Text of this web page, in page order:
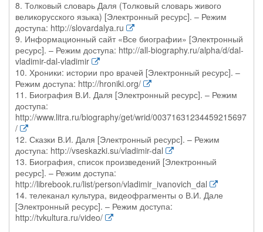
8. Толковый словарь Даля (Толковый словарь живого
великорусского языка) [Электронный ресурс]. – Режим
доступа: http://slovardalya.ru
9. Информационный сайт «Все биографии» [Электронный
ресурс]. – Режим доступа: http://all-biography.ru/alpha/d/dal-
vladimir-dal-vladimir
10. Хроники: истории про врачей [Электронный ресурс]. –
Режим доступа: http://hroniki.org/
11. Биография В.И. Даля [Электронный ресурс]. – Режим
доступа:
http://www.litra.ru/biography/get/wrid/00371631234459215697
/
12. Сказки В.И. Даля [Электронный ресурс]. – Режим
доступа: http://vseskazki.su/vladimir-dal
13. Биография, список произведений [Электронный
ресурс]. – Режим доступа:
http://librebook.ru/list/person/vladimir_ivanovich_dal
14. телеканал культура, видеофрагменты о В.И. Дале
[Электронный ресурс]. – Режим доступа:
http://tvkultura.ru/video/